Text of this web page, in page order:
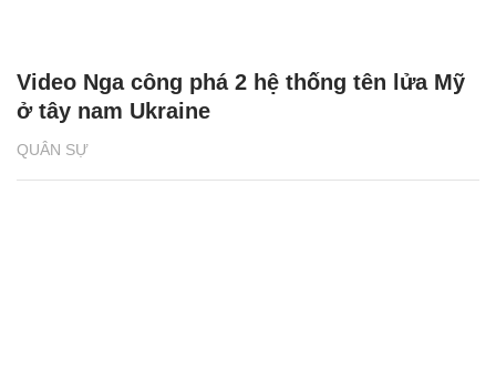
QUÂN SỰ
Video Nga công phá 2 hệ thống tên lửa Mỹ
ở tây nam Ukraine